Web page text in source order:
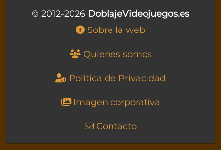
© 2012-2026 DoblajeVideojuegos.es
Sobre la web
Quienes somos
Política de Privacidad
Imagen corporativa
Contacto